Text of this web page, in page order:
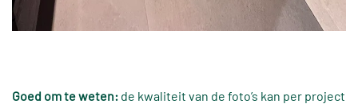
Goed om te weten: de kwaliteit van de foto’s kan per project